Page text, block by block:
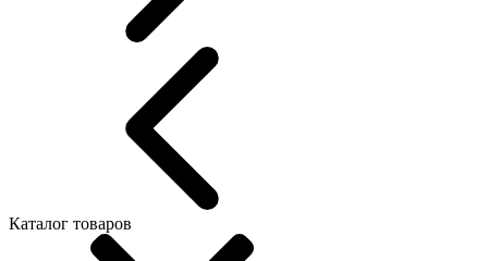
Каталог товаров